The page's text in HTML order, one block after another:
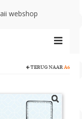
webshop
TERUG NAAR A6